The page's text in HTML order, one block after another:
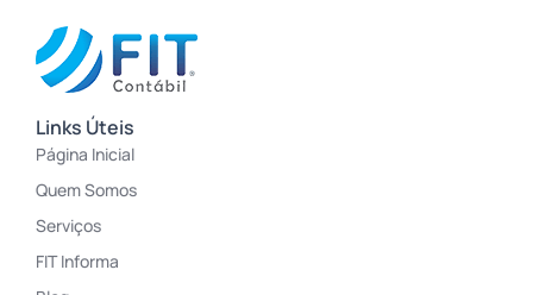
Links Úteis
Página Inicial
Quem Somos
Serviços
FIT Informa